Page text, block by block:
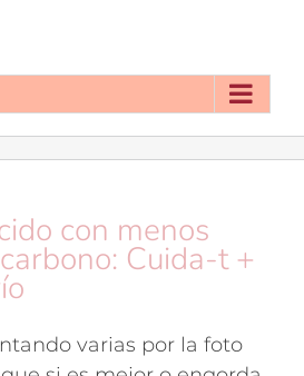
con menos
Cuida-t +
varias por la foto